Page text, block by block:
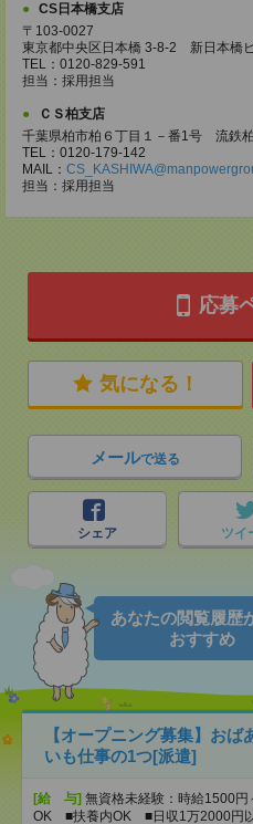
CS日本橋支店
〒103-0027
東京都中央区日本橋 3-8-2 新日本橋
TEL：0120-829-591
担当：採用担当
ＣＳ柏支店
千葉県柏市柏６丁目１－番1号 流鉄
TEL：0120-179-142
MAIL：
担当：採用担当
応募
気になる！
メールで送る
シェア ツイ
あなたの閲覧履歴
おすすめ
【オープニング募集】お
いも仕事の1つ[派遣]
[給 与] 無資格未経験：時給1500
OK ■扶養内OK ■日収1万2000円